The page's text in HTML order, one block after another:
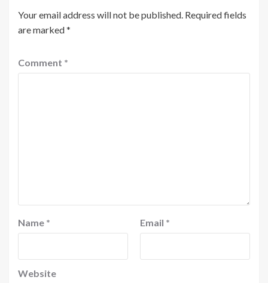
Your email address will not be published. Required fields
are marked*
Comment *
Name * Email *
Website